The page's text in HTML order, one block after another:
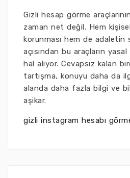
Gizli hesap görme
zaman net değil. Hem
korunması hem de adaletin
açısından bu araçların
hal alıyor. Cevapsız kalan
tartışma, konuyu daha da
alanda daha fazla bilgi ve
aşikar.
gizli instagram hesabı